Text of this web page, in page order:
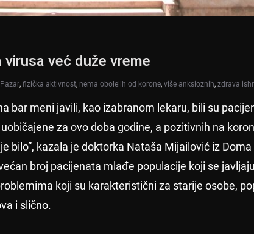
već duže vreme
, fizička aktivnost, nema obolelih od korone, više anksioznih, zdrava
bar meni javili, kao izabranom lekaru, bili su
za ovo doba godine, a pozitivnih na
bilo”, kazala je doktorka Nataša Mijailović iz Doma
broj pacijenata mlađe populacije koji se
koji su karakteristični za starije osobe,
i slično.